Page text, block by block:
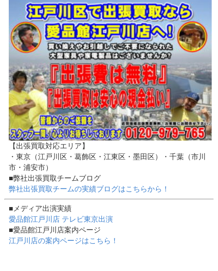
【出張買取対応エリア】
・東京（江戸川区・葛飾区・江東区・墨田区）・千葉（市川
市・浦安市）
■弊社出張買取チームブログ
弊社出張買取チームの実績ブログはこちらから！
■メディア出演実績
愛品館江戸川店 テレビ東京出演
■愛品館江戸川店案内ページ
江戸川店の案内ページはこちら！